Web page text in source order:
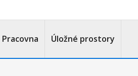
Pracovna Úložné prostory